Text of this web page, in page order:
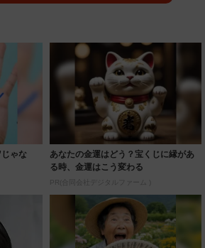
ゃな
あなたの金運はどう？宝くじに縁があ
る時、金運はこう変わる
PR(合同会社デジタルファーム )